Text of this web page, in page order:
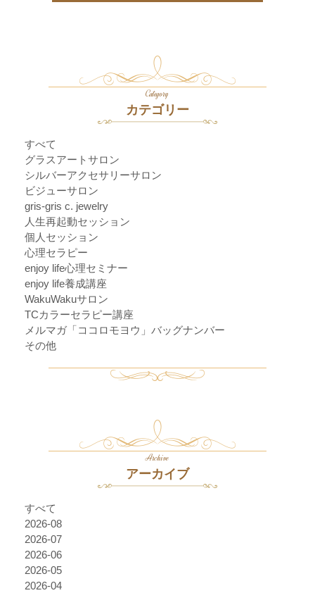
Category
カテゴリー
すべて
グラスアートサロン
シルバーアクセサリーサロン
ビジューサロン
gris-gris c. jewelry
人生再起動セッション
個人セッション
心理セラピー
enjoy life心理セミナー
enjoy life養成講座
WakuWakuサロン
TCカラーセラピー講座
メルマガ「ココロモヨウ」バッグナンバー
その他
Archive
アーカイブ
すべて
2026-08
2026-07
2026-06
2026-05
2026-04